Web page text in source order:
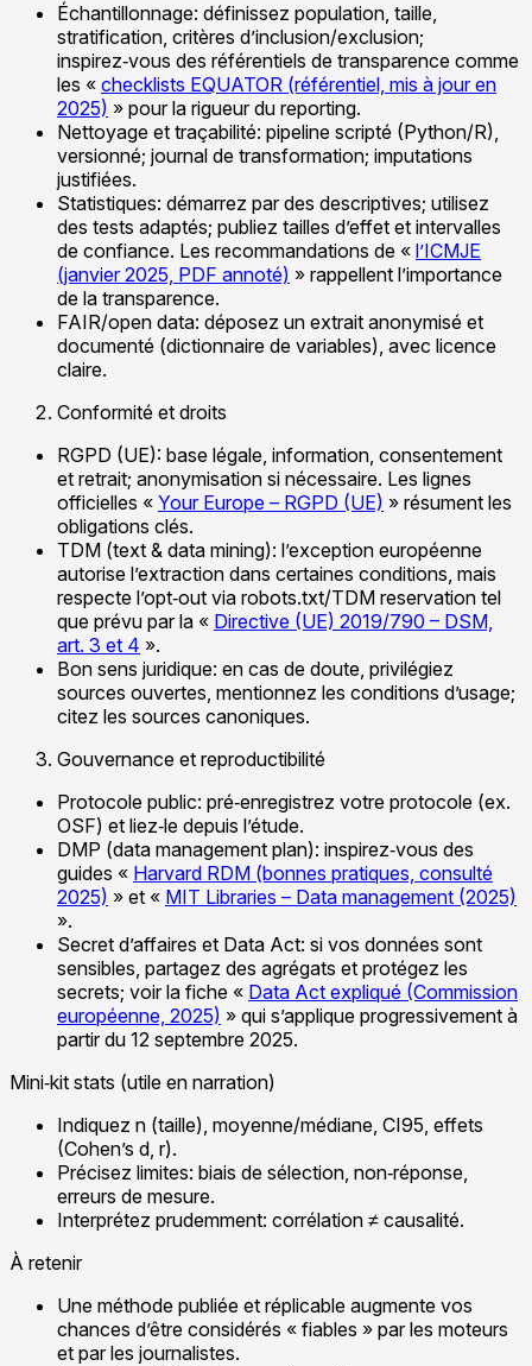
Échantillonnage: définissez population, taille,
stratification, critères d’inclusion/exclusion;
inspirez‑vous des référentiels de transparence comme
les « checklists EQUATOR (référentiel, mis à jour en
2025) » pour la rigueur du reporting.
Nettoyage et traçabilité: pipeline scripté (Python/R),
versionné; journal de transformation; imputations
justifiées.
Statistiques: démarrez par des descriptives; utilisez
des tests adaptés; publiez tailles d’effet et intervalles
de confiance. Les recommandations de « l’ICMJE
(janvier 2025, PDF annoté) » rappellent l’importance
de la transparence.
FAIR/open data: déposez un extrait anonymisé et
documenté (dictionnaire de variables), avec licence
claire.
Conformité et droits
RGPD (UE): base légale, information, consentement
et retrait; anonymisation si nécessaire. Les lignes
officielles « Your Europe – RGPD (UE) » résument les
obligations clés.
TDM (text & data mining): l’exception européenne
autorise l’extraction dans certaines conditions, mais
respecte l’opt‑out via robots.txt/TDM reservation tel
que prévu par la « Directive (UE) 2019/790 – DSM,
art. 3 et 4 ».
Bon sens juridique: en cas de doute, privilégiez
sources ouvertes, mentionnez les conditions d’usage;
citez les sources canoniques.
Gouvernance et reproductibilité
Protocole public: pré‑enregistrez votre protocole (ex.
OSF) et liez‑le depuis l’étude.
DMP (data management plan): inspirez‑vous des
guides « Harvard RDM (bonnes pratiques, consulté
2025) » et « MIT Libraries – Data management (2025)
».
Secret d’affaires et Data Act: si vos données sont
sensibles, partagez des agrégats et protégez les
secrets; voir la fiche « Data Act expliqué (Commission
européenne, 2025) » qui s’applique progressivement à
partir du 12 septembre 2025.
Mini‑kit stats (utile en narration)
Indiquez n (taille), moyenne/médiane, CI95, effets
(Cohen’s d, r).
Précisez limites: biais de sélection, non‑réponse,
erreurs de mesure.
Interprétez prudemment: corrélation ≠ causalité.
À retenir
Une méthode publiée et réplicable augmente vos
chances d’être considérés « fiables » par les moteurs
et par les journalistes.